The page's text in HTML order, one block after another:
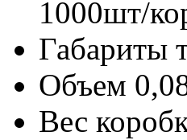
1000шт/
Габариты
Объем
Вес